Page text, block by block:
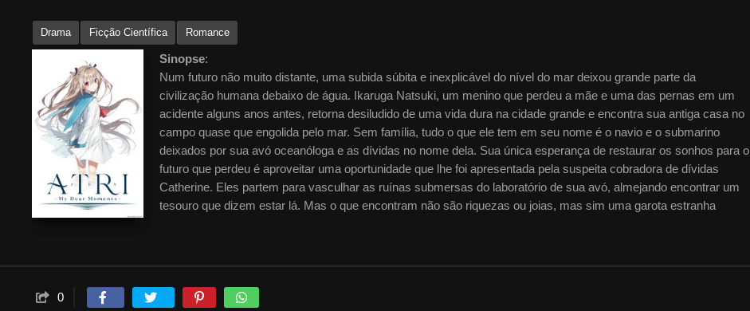
Drama Ficção Científica Romance
Sinopse:
Num futuro não muito distante, uma subida súbita e inexplicável do nível do mar deixou grande parte da
civilização humana debaixo de água. Ikaruga Natsuki, um menino que perdeu a mãe e uma das pernas em um
acidente alguns anos antes, retorna desiludido de uma vida dura na cidade grande e encontra sua antiga casa no
campo quase que engolida pelo mar. Sem família, tudo o que ele tem em seu nome é o navio e o submarino
deixados por sua avó oceanóloga e as dívidas no nome dela. Sua única esperança de restaurar os sonhos para o
futuro que perdeu é aproveitar uma oportunidade que lhe foi apresentada pela suspeita cobradora de dívidas
Catherine. Eles partem para vasculhar as ruínas submersas do laboratório de sua avó, almejando encontrar um
tesouro que dizem estar lá. Mas o que encontram não são riquezas ou joias, mas sim uma garota estranha
0